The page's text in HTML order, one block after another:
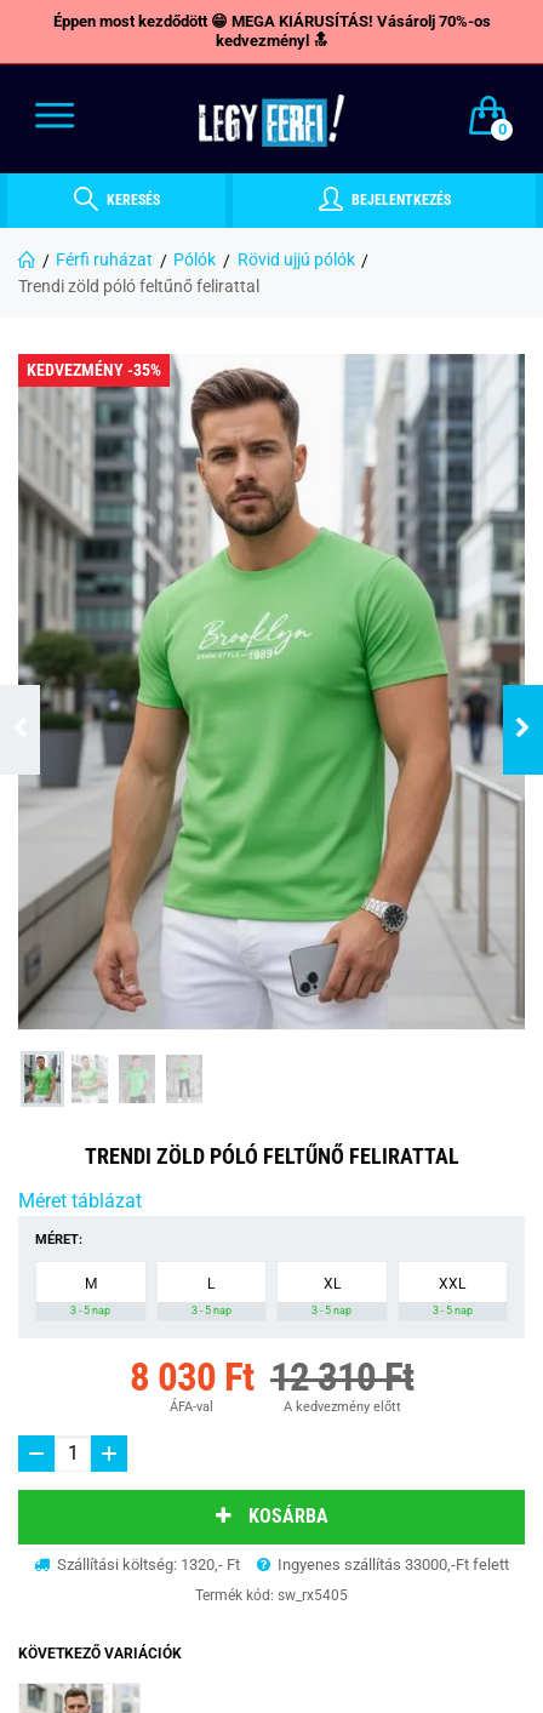
Éppen most kezdődött 😁 MEGA KIÁRUSÍTÁS! Vásárolj 70%-os
kedvezményl 🔝
0
KERESÉS BEJELENTKEZÉS
Férfi ruházat Pólók
Rövid ujjú pólók
Trendi zöld póló feltűnő felirattal
KEDVEZMÉNY -35%
TRENDI ZÖLD PÓLÓ FELTŰNŐ FELIRATTAL
Méret táblázat
MÉRET:
M
3 - 5 nap
L
3 - 5 nap
XL
3 - 5 nap
XXL
3 - 5 nap
8 030 Ft
ÁFA-val
12 310 Ft
A kedvezmény előtt
KOSÁRBA
Szállítási költség: 1320,- Ft Ingyenes szállítás 33000,-Ft felett
Termék kód: sw_rx5405
KÖVETKEZŐ VARIÁCIÓK